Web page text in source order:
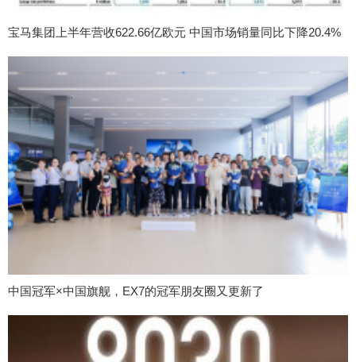
宝马集团上半年营收622.66亿欧元 中国市场销量同比下降20.4%
中国冠军×中国旗舰，EX7的冠军朋友圈又更新了